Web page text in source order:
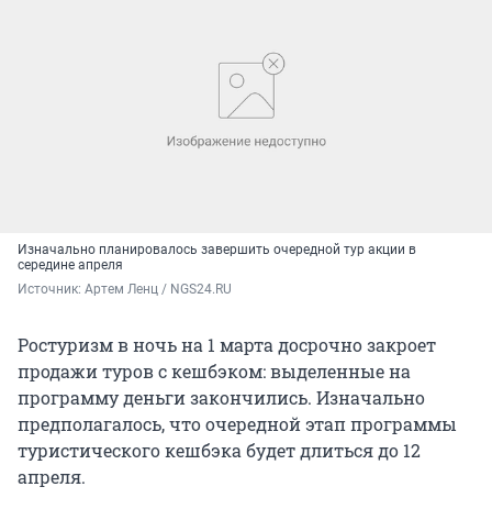
Изначально планировалось завершить очередной тур акции в
середине апреля
Источник: Артем Ленц / NGS24.RU
Ростуризм в ночь на 1 марта досрочно закроет
продажи туров с кешбэком: выделенные на
программу деньги закончились. Изначально
предполагалось, что очередной этап программы
туристического кешбэка будет длиться до 12
апреля.